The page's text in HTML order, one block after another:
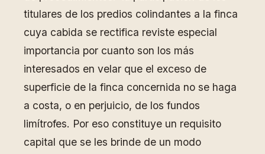
titulares de los predios colindantes a la finca
cuya cabida se rectifica reviste especial
importancia por cuanto son los más
interesados en velar que el exceso de
superficie de la finca concernida no se haga
a costa, o en perjuicio, de los fundos
limítrofes. Por eso constituye un requisito
capital que se les brinde de un modo